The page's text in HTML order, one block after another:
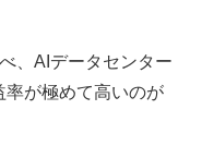
、AIデータセンター
率が極めて高いのが